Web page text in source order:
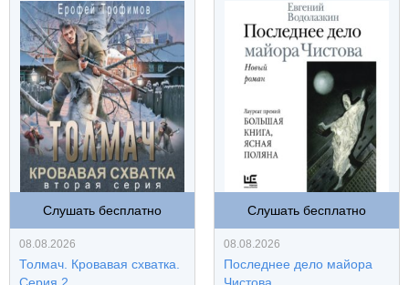
Слушать бесплатно
08.08.2026
Толмач. Кровавая схватка.
Слушать бесплатно
08.08.2026
Последнее дело майора